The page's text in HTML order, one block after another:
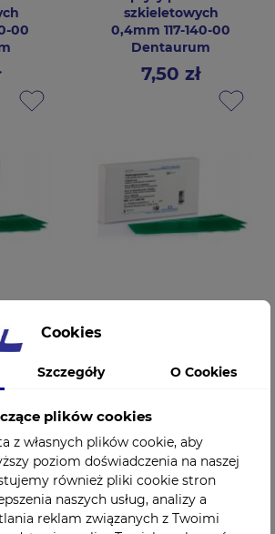
00
szkieletowych
0,4mm 117-140-00
Dentaurum
7,50 zł
na
00
średniożyłkowana na
płyty protez
0,6mm 117-160-00
Cena 7,50 zł
Cookies
Szczegóły O Cookies
plików cookies
z własnych plików cookie, aby
poziom doświadczenia na naszej
również pliki cookie stron
naszych usług, analizy a
reklam związanych z Twoimi